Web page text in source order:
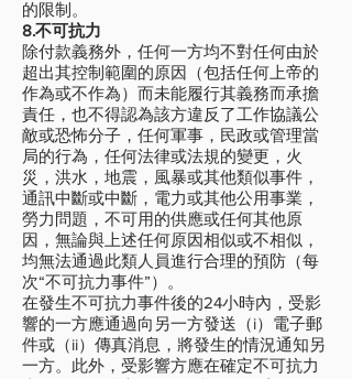
的限制。
8.不可抗力
除付款義務外，任何一方均不對任何由於
超出其控制範圍的原因（包括任何上帝的
作為或不作為）而未能履行其義務而承擔
責任，也不得認為該方違反了工作協議公
敵或恐怖分子，任何軍事，民政或管理當
局的行為，任何法律或法規的變更，火
災，洪水，地震，風暴或其他類似事件，
通訊中斷或中斷，電力或其他公用事業，
勞力問題，不可用的供應或任何其他原
因，無論與上述任何原因相似或不相似，
均無法通過此類人員進行合理的預防（每
次“不可抗力事件”）。
在發生不可抗力事件後的24小時內，受影
響的一方應通過向另一方發送（i）電子郵
件或（ii）傳真消息，將發生的情況通知另
一方。此外，受影響方應在確定不可抗力